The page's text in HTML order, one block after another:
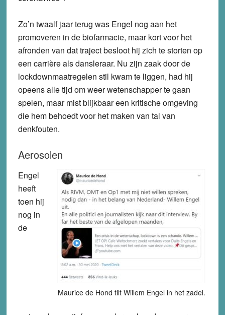
Zo’n twaalf jaar terug was Engel nog aan het
promoveren in de biofarmacie, maar kort voor het
afronden van dat traject besloot hij zich te storten op
een carrière als dansleraar. Nu zijn zaak door de
lockdownmaatregelen stil kwam te liggen, had hij
opeens alle tijd om weer wetenschapper te gaan
spelen, maar mist blijkbaar een kritische omgeving
die hem behoedt voor het maken van tal van
denkfouten.
Aerosolen
Maurice de Hond tilt Willem Engel in het zadel.
Engel
heeft
toen hij
nog in
de